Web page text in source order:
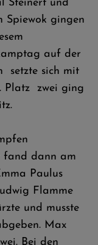
Steinert und
Spiewok gingen
auf der
setzte sich mit
Platz zwei ging
fand dann am
Paulus
Flamme
und musste
Max
Bei den